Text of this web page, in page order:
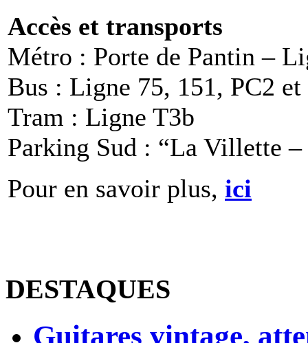
Accès et transports
Métro : Porte de Pantin –
Bus : Ligne 75, 151, PC2 et
Tram : Ligne T3b
Parking Sud : “La Villette
Pour en savoir plus, ici
DESTAQUES
Guitares vintage,